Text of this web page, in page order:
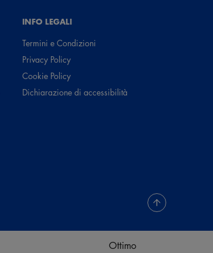
INFO LEGALI
Termini e Condizioni
Privacy Policy
Cookie Policy
Dichiarazione di accessibilità
Ottimo